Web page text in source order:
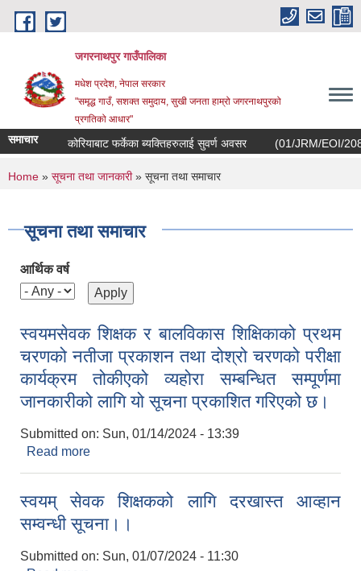
Skip to main content
जगरनाथपुर गाउँपालिका
मधेश प्रदेश, नेपाल सरकार
"समृद्ध गाउँ, सशक्त समुदाय, सुखी जनता हाम्रो जगरनाथपुरको
प्रगतिको आधार"
समाचार कोरियाबाट फर्केका ब्यक्तिहरुलाई सुवर्ण अवसर (01/JRM/EOI/2082/
You are here
Home » सूचना तथा जानकारी» सूचना तथा समाचार
सूचना तथा समाचार
आर्थिक वर्ष
स्वयमसेवक शिक्षक र बालविकास शिक्षिकाको प्रथम
चरणको नतीजा प्रकाशन तथा दोश्रो चरणको परीक्षा
कार्यक्रम तोकीएको व्यहोरा सम्बन्धित सम्पूर्णमा
जानकारीको लागि यो सूचना प्रकाशित गरिएको छ।
Submitted on: Sun, 01/14/2024 - 13:39
Read more
लागि यो सूचना प्रकाशित गरिएको छ।
स्वयम् सेवक शिक्षकको लागि दरखास्त आव्हान
सम्वन्धी सूचना।।
Submitted on: Sun, 01/07/2024 - 11:30